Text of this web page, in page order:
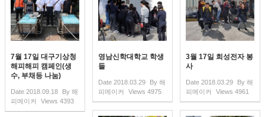
7월 17일 대구기상청
해피해피 캠페인(생
수, 부채등 나눔)
Date 2018.09.18 By 해
피메이커
Views 4393
영남신학대학교 학생
들
Date 2018.03.29 By 해
피메이커
Views 4975
3월 17일 희성전자 봉
사
Date 2018.03.29 By 해
피메이커
Views 4961